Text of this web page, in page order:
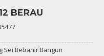
BERAU
Sei Bebanir Bangun